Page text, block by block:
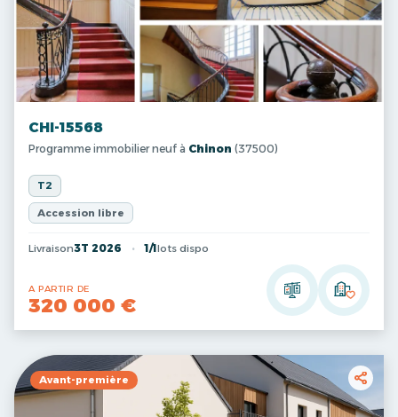
CHI-15568
Programme immobilier neuf à Chinon (37500)
T2
Accession libre
Livraison3T 2026 1/1 lots dispo
A PARTIR DE
320 000 €
Avant-première